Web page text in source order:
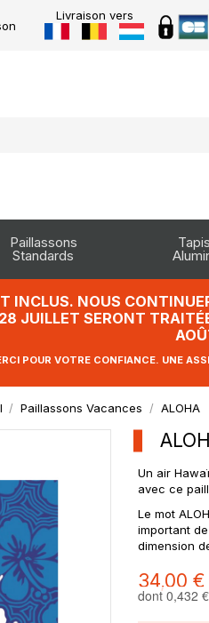
Livraison vers
Paillassons
Standards
INCLUS. NOUS
JUILLET SERONT
POUR VOTRE CONFIANCE. UNE
Paillassons Vacances ALOHA
Un air
avec ce
Le mot
important
dimension
34,00 €
dont 0,432